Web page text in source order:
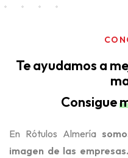
Te ayudamos a
Consigue
En Rótulos Almería
imagen de las empresas.